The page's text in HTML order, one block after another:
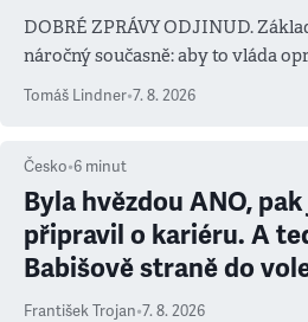
DOBRÉ ZPRÁVY ODJINUD.
náročný současně: aby to vláda
Tomáš Lindner•7. 8. 2026
Česko•6 minut
Byla hvězdou ANO,
připravil o kariéru. A
Babišově straně do
František Trojan•7. 8. 2026